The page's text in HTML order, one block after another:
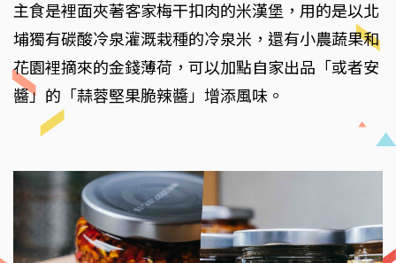
主食是裡面夾著客家梅干扣肉的米漢堡，用的是以北
埔獨有碳酸冷泉灌溉栽種的冷泉米，還有小農蔬果和
花園裡摘來的金錢薄荷，可以加點自家出品「或者安
醬」的「蒜蓉堅果脆辣醬」增添風味。